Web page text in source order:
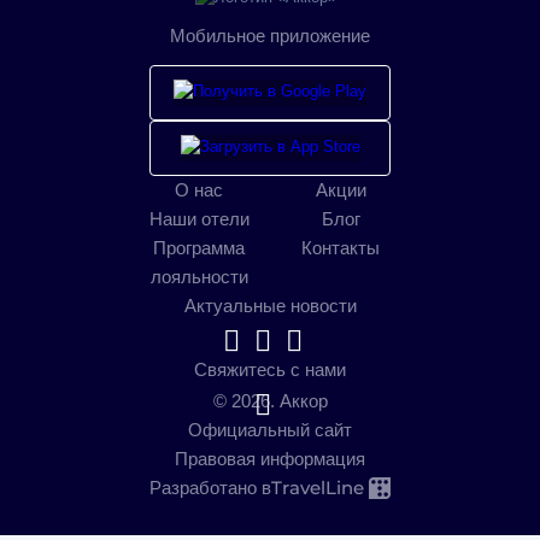
Мобильное приложение
О нас
Наши отели
Программа
лояльности
Акции
Блог
Контакты
Актуальные новости
Свяжитесь с нами
© 2026. Аккор
Официальный сайт
Правовая информация
Разработано вTravelLine